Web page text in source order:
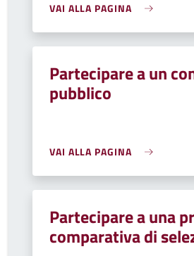
VAI ALLA PAGINA
Partecipare a un
pubblico
VAI ALLA PAGINA
Partecipare a una
comparativa di